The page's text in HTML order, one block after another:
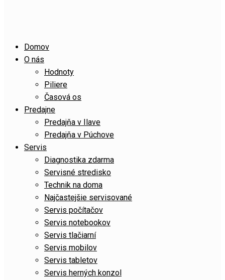
Domov
O nás
Hodnoty
Piliere
Časová os
Predajne
Predajňa v Ilave
Predajňa v Púchove
Servis
Diagnostika zdarma
Servisné stredisko
Technik na doma
Najčastejšie servisované
Servis počítačov
Servis notebookov
Servis tlačiarní
Servis mobilov
Servis tabletov
Servis herných konzol